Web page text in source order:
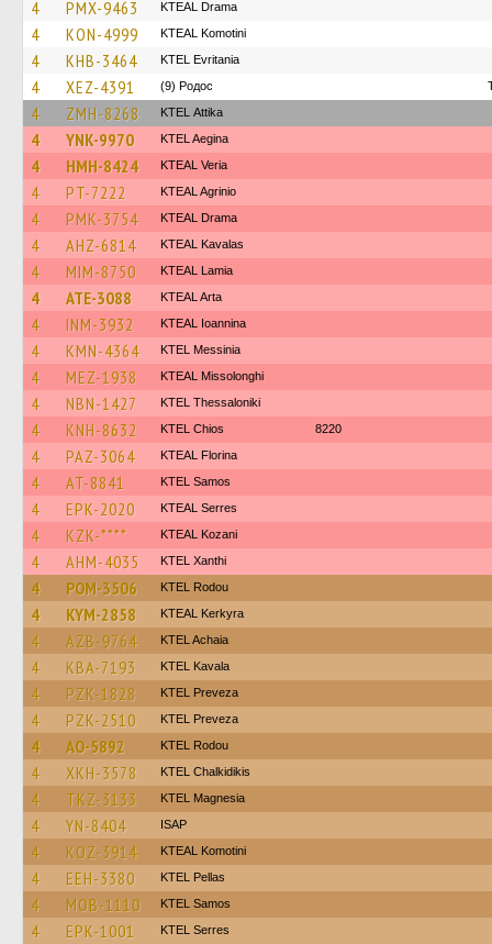
4 PMX-9463 KTEAL Drama
4 KON-4999 KTEAL Komotini
4 KHB-3464 ΚΤΕL Evritania
4 XEZ-4391 (9) Родос
4 ZMH-8268 KΤΕL Αttika
4 YNK-9970 KTEL Aegina
4 HMH-8424 KTEAL Veria
4 PT-7222 KTEAL Agrinio
4 PMK-3754 KTEAL Drama
4 AHZ-6814 KTEAL Kavalas
4 MIM-8750 KTEAL Lamia
4 ATE-3088 KTEAL Arta
4 INM-3932 KTEAL Ioannina
4 KMN-4364 KTEL Messinia
4 MEZ-1938 KTEAL Missolonghi
4 NBN-1427 KTEL Thessaloniki
4 KNH-8632 KTEL Chios 8220
4 PAZ-3064 KTEAL Florina
4 AT-8841 KTEL Samos
4 EPK-2020 KTEAL Serres
4 KZK-**** KTEAL Kozani
4 AHM-4035 KTEL Xanthi
4 POM-3506 ΚΤΕL Rodou
4 KYM-2858 KTEAL Kerkyra
4 AZB-9764 KTEL Achaia
4 KBA-7193 KTEL Kavala
4 PZK-1828 KTEL Preveza
4 PZK-2510 KTEL Preveza
4 AO-5892 ΚΤΕL Rodou
4 XKH-3578 ΚΤΕL Chalkidikis
4 TKZ-3133 ΚΤΕL Magnesia
4 YN-8404 ISAP
4 KOZ-3914 KTEAL Komotini
4 EEH-3380 KTEL Pellas
4 MOB-1110 KTEL Samos
4 EPK-1001 KTEL Serres